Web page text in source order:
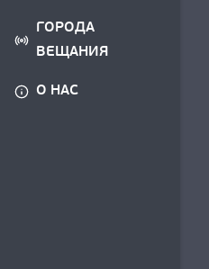
ГОРОДА
ВЕЩАНИЯ
О НАС